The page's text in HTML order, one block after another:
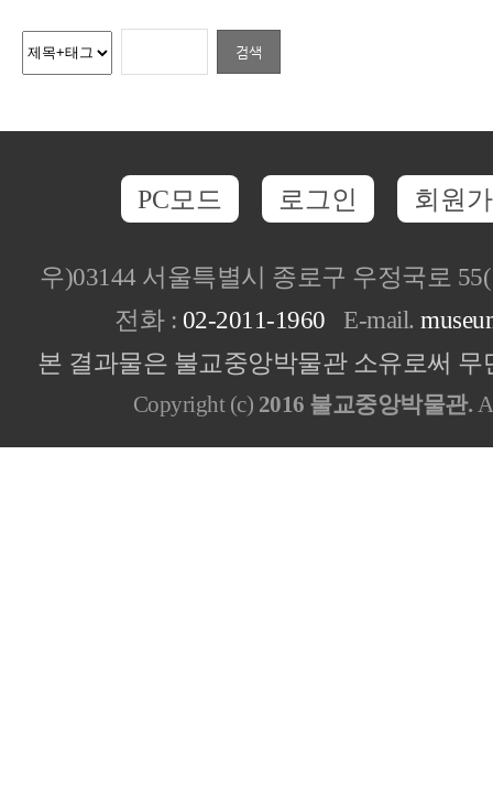
PC모드 로그인 회원
우)03144 서울특별시 종로구 우정국로
전화 : 02-2011-1960 E-mail.
본 결과물은 불교중앙박물관 소유로써
Copyright (c) 2016 불교중앙박물관.